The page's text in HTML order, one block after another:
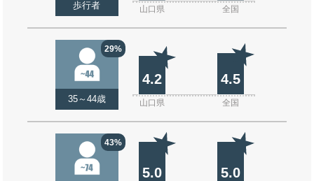
歩行者 山口県 全国
29%
35～44歳
4.2 4.5
山口県 全国
43%
5.0 5.0